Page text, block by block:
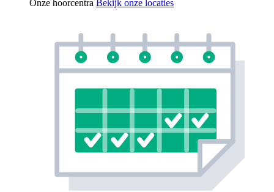
Onze hoorcentra Bekijk onze locaties